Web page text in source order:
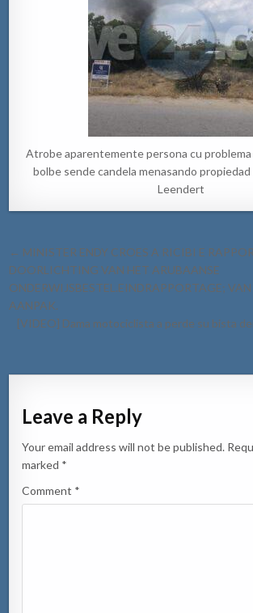
Atrobe aparentemente persona cu problema
bolbe sende candela menasando
Leendert
Post
navigation
← MINISTER ENDY CROES A RICIBI E
DOORLICHTING VAN HET ARUBAANSE
ONDERWIJSBESTEL.EINDRAPPORTAGE;
AANPAK.
[VIDEO] Dama motociclista a perde su bista
Leave a Reply
Your email address will not be published.
marked *
Comment *